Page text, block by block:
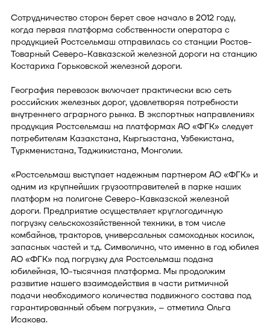
Сотрудничество сторон берет свое начало в 2012 году,
когда первая платформа собственности оператора с
продукцией Ростсельмаш отправилась со станции Ростов-
Товарный Северо-Кавказской железной дороги на станцию
Костариха Горьковской железной дороги.
География перевозок включает практически всю сеть
российских железных дорог, удовлетворяя потребности
внутреннего аграрного рынка. В экспортных направлениях
продукция Ростсельмаш на платформах АО «ФГК» следует
потребителям Казахстана, Кыргызстана, Узбекистана,
Туркменистана, Таджикистана, Монголии.
«Ростсельмаш выступает надежным партнером АО «ФГК» и
одним из крупнейших грузоотправителей в парке наших
платформ на полигоне Северо-Кавказской железной
дороги. Предприятие осуществляет круглогодичную
погрузку сельскохозяйственной техники, в том числе
комбайнов, тракторов, универсальных самоходных косилок,
запасных частей и т.д. Символично, что именно в год юбилея
АО «ФГК» под погрузку для Ростсельмаш подана
юбилейная, 10-тысячная платформа. Мы продолжим
развитие нашего взаимодействия в части ритмичной
подачи необходимого количества подвижного состава под
гарантированный объем погрузки», – отметила Ольга
Исакова.